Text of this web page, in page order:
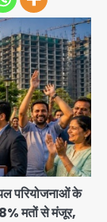
परियोजनाओं के
मतों से मंजूर,
शिकार, कोई
से वीडियो
फ्रॉड
हाउस
विवाद